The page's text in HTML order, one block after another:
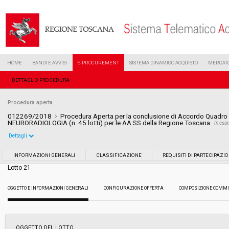
HOME BANDI E AVVISI E-PROCUREMENT SISTEMA DINAMICO ACQUISTO
DETTAGLIO PROCEDURA
Procedura aperta
012269/2018
Procedura Aperta per la conclusione di Accordo Quadro
NEURORADIOLOGIA (n. 45 lotti) per le AA.SS.della Regione Toscana
In
Tipo di contratto:
Data pubblicazione:
Svolgimento:
Dettagli
INFORMAZIONI GENERALI CLASSIFICAZIONE REQUISITI DI
Lotto 21
OGGETTO E INFORMAZIONI GENERALI CONFIGURAZIONE OFFERTA COMPOSIZIONE